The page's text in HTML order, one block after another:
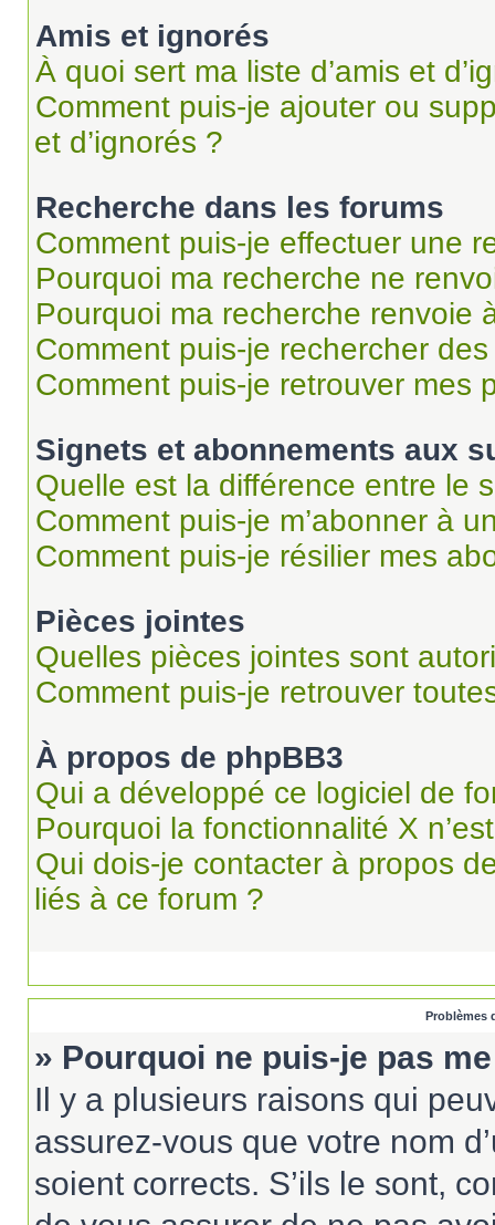
Amis et ignorés
À quoi sert ma liste d’amis et
Comment puis-je ajouter ou
et d’ignorés ?
Recherche dans les forums
Comment puis-je effectuer une
Pourquoi ma recherche ne
Pourquoi ma recherche renvoie
Comment puis-je rechercher
Comment puis-je retrouver mes
Signets et abonnements aux
Quelle est la différence entre le
Comment puis-je m’abonner à
Comment puis-je résilier mes
Pièces jointes
Quelles pièces jointes sont
Comment puis-je retrouver
À propos de phpBB3
Qui a développé ce logiciel de
Pourquoi la fonctionnalité X
Qui dois-je contacter à propos
liés à ce forum ?
Problèmes
» Pourquoi ne puis-je pas
Il y a plusieurs raisons qui
assurez-vous que votre nom
soient corrects. S’ils le sont,